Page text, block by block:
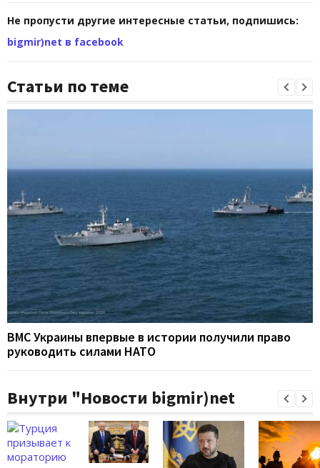
Не пропусти другие интересные статьи, подпишись:
bigmir)net в facebook
Статьи по теме
ВМС Украины впервые в истории получили право
руководить силами НАТО
Внутри "Новости bigmir)net